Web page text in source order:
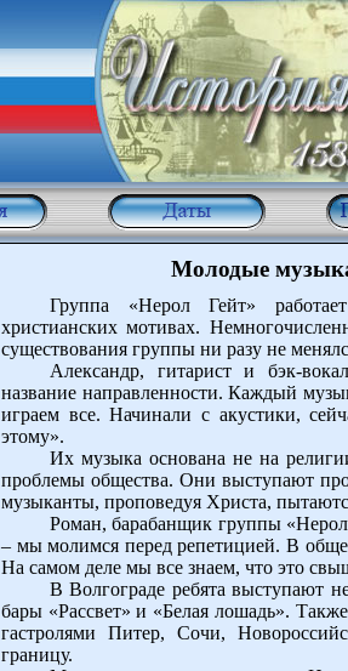
Молодые
Группа «Нерол Гейт»
христианских мотивах.
существования группы ни разу не
Александр, гитарист и бэк-
название направленности. Каждый
играем все. Начинали с акустики,
этому».
Их музыка основана не на
проблемы общества. Они выступают
музыканты, проповедуя Христа,
Роман, барабанщик группы
– мы молимся перед репетицией. В
На самом деле мы все знаем, что это
В Волгограде ребята выступают
бары «Рассвет» и «Белая лошадь».
гастролями Питер, Сочи,
границу.